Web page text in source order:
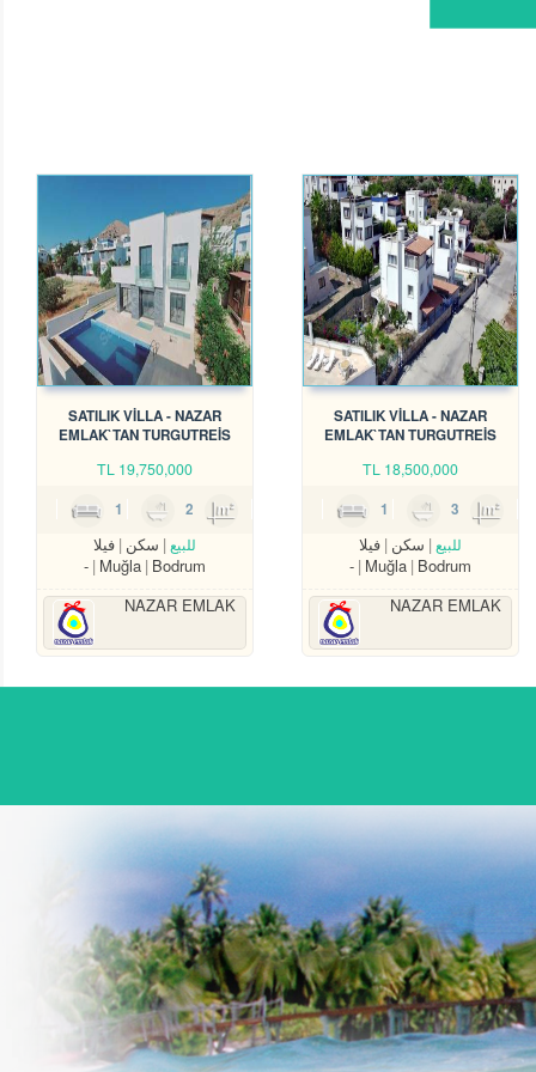
SATILIK VİLLA - NAZAR
EMLAK`TAN TURGUTREİS
2637
TL18,500,000
1 3
للبيع سكن فيلا
Muğla Bodrum
-
NAZAR EMLAK
SATILIK VİLLA - NAZAR
EMLAK`TAN TURGUTREİS
TL 19,750,000
1 2
للبيع سكن فيلا
Muğla Bodrum
-
NAZAR EMLAK